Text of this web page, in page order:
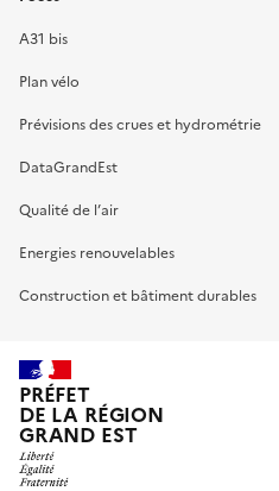
A31 bis
Plan vélo
Prévisions des crues et hydrométrie
DataGrandEst
Qualité de l’air
Energies renouvelables
Construction et bâtiment durables
PRÉFET
DE LA RÉGION
GRAND EST